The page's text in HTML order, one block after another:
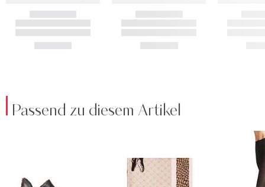
Passend zu diesem Artikel